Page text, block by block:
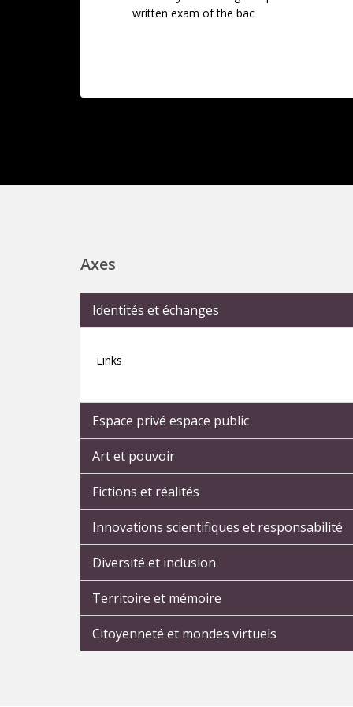
written exam of the bac
Axes
Identités et échanges
Links
Espace privé espace public
Art et pouvoir
Fictions et réalités
Innovations scientifiques et responsabilité
Diversité et inclusion
Territoire et mémoire
Citoyenneté et mondes virtuels